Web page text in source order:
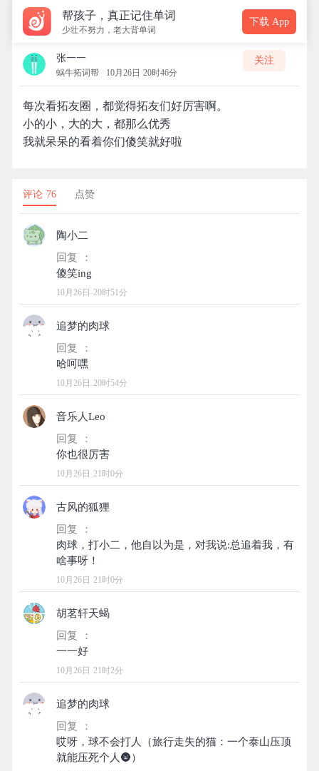
帮孩子，真正记住单词
少壮不努力，老大背单词
下载 App
张一一
蜗牛拓词帮 10月26日 20时46分
关注
每次看拓友圈，都觉得拓友们好厉害啊。
小的小，大的大，都那么优秀
我就呆呆的看着你们傻笑就好啦
评论 76 点赞
陶小二
回复 ：
10月26日 20时51分
追梦的肉球
回复 ：
10月26日 20时54分
音乐人Leo
回复 ：
10月26日 21时0分
古风的狐狸
回复 ：
肉球，打小二，他自以为是，对我说:总追着我，有
10月26日 21时0分
胡茗轩天蝎
回复 ：
10月26日 21时2分
追梦的肉球
回复 ：
哎呀，球不会打人（旅行走失的猫：一个泰山压顶